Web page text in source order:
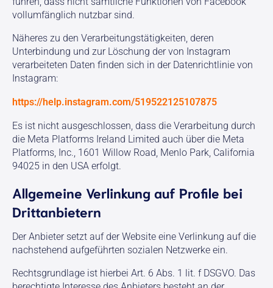
vollumfänglich nutzbar sind.
Näheres zu den Verarbeitungstätigkeiten, deren
Unterbindung und zur Löschung der von Instagram
verarbeiteten Daten finden sich in der Datenrichtlinie von
Instagram:
https://help.instagram.com/519522125107875
Es ist nicht ausgeschlossen, dass die Verarbeitung durch
die Meta Platforms Ireland Limited auch über die Meta
Platforms, Inc., 1601 Willow Road, Menlo Park, California
94025 in den USA erfolgt.
Allgemeine Verlinkung auf Profile bei
Drittanbietern
Der Anbieter setzt auf der Website eine Verlinkung auf die
nachstehend aufgeführten sozialen Netzwerke ein.
Rechtsgrundlage ist hierbei Art. 6 Abs. 1 lit. f DSGVO. Das